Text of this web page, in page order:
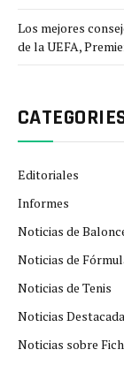
Los mejores
de la UEFA,
Editoriales
Informes
Noticias de
Noticias de
Noticias de Tenis
Noticias
Noticias sobre